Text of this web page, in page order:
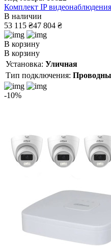
Комплект IP
В наличии
53 115 ₴47 804 ₴
В корзину
В корзину
Установка: Уличная
Тип подключения:
-10%